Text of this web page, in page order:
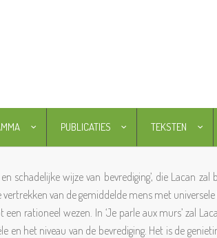
PUBLICATIES TEKSTEN
wijze van bevrediging’, die Lacan
van de gemiddelde mens met
rationeel wezen. In ‘Je parle aux murs’ zal
het niveau van de bevrediging. Het is de